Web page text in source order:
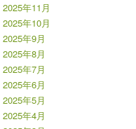
2025年11月
2025年10月
2025年9月
2025年8月
2025年7月
2025年6月
2025年5月
2025年4月